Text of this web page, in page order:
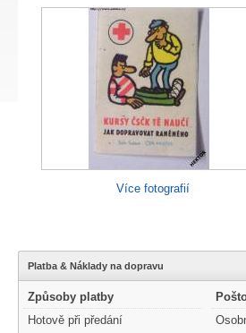
Více fotografií
Platba & Náklady na dopravu
Způsoby platby
Hotově při předání